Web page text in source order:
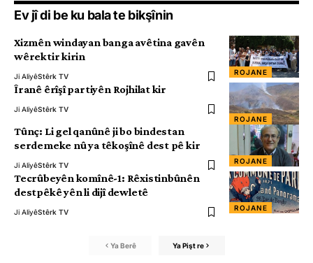
Ev jî di be ku bala te bikşînin
ROJANE
Xizmên windayan banga avêtina gavên
wêrektir kirin
Ji AliyêStêrk TV
ROJANE
Îranê êrîşî partiyên Rojhilat kir
Ji AliyêStêrk TV
ROJANE
Tûnç: Li gel qanûnê ji bo bindestan
serdemeke nû ya têkoşînê dest pê kir
Ji AliyêStêrk TV
ROJANE
Tecrûbeyên komînê-1: Rêxistinbûnên
destpêkê yên li dijî dewletê
Ji AliyêStêrk TV
Ya Berê Ya Pişt re